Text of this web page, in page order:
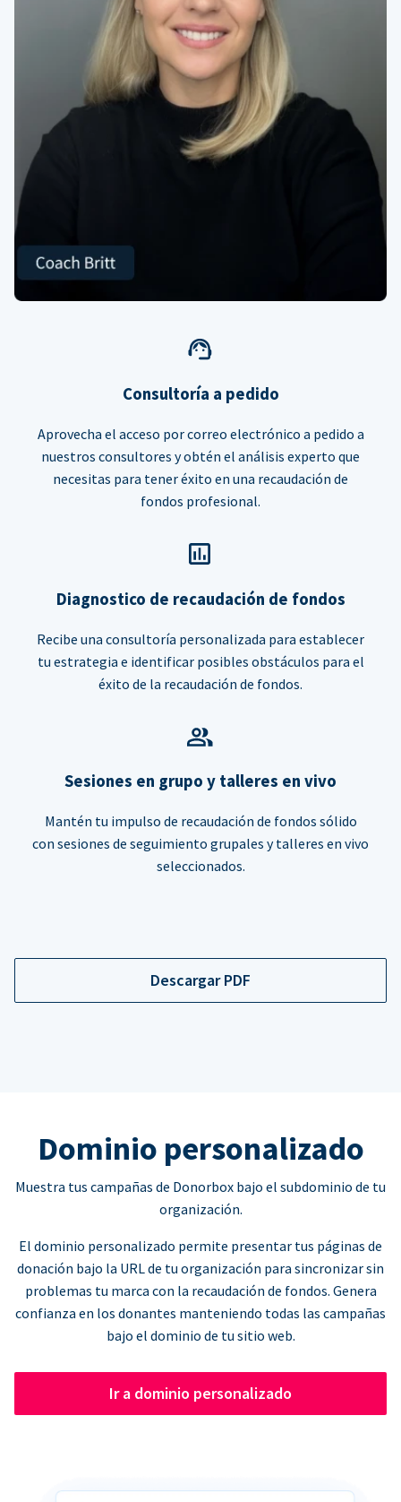
Consultoría a pedido
Aprovecha el acceso por correo electrónico a pedido a
nuestros consultores y obtén el análisis experto que
necesitas para tener éxito en una recaudación de
fondos profesional.
Diagnostico de recaudación de fondos
Recibe una consultoría personalizada para establecer
tu estrategia e identificar posibles obstáculos para el
éxito de la recaudación de fondos.
Sesiones en grupo y talleres en vivo
Mantén tu impulso de recaudación de fondos sólido
con sesiones de seguimiento grupales y talleres en vivo
seleccionados.
Descargar PDF
Dominio personalizado
Muestra tus campañas de Donorbox bajo el subdominio de tu
organización.
El dominio personalizado permite presentar tus páginas de
donación bajo la URL de tu organización para sincronizar sin
problemas tu marca con la recaudación de fondos. Genera
confianza en los donantes manteniendo todas las campañas
bajo el dominio de tu sitio web.
Ir a dominio personalizado